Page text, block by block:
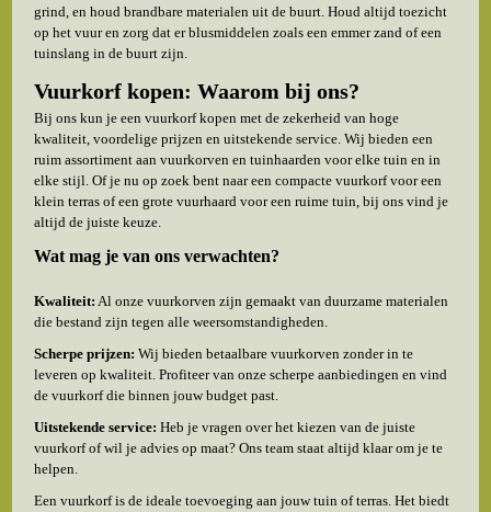
grind, en houd brandbare materialen uit de buurt. Houd altijd toezicht
op het vuur en zorg dat er blusmiddelen zoals een emmer zand of een
tuinslang in de buurt zijn.
Vuurkorf kopen: Waarom bij ons?
Bij ons kun je een vuurkorf kopen met de zekerheid van hoge
kwaliteit, voordelige prijzen en uitstekende service. Wij bieden een
ruim assortiment aan vuurkorven en tuinhaarden voor elke tuin en in
elke stijl. Of je nu op zoek bent naar een compacte vuurkorf voor een
klein terras of een grote vuurhaard voor een ruime tuin, bij ons vind je
altijd de juiste keuze.
Wat mag je van ons verwachten?
Kwaliteit: Al onze vuurkorven zijn gemaakt van duurzame materialen
die bestand zijn tegen alle weersomstandigheden.
Scherpe prijzen: Wij bieden betaalbare vuurkorven zonder in te
leveren op kwaliteit. Profiteer van onze scherpe aanbiedingen en vind
de vuurkorf die binnen jouw budget past.
Uitstekende service: Heb je vragen over het kiezen van de juiste
vuurkorf of wil je advies op maat? Ons team staat altijd klaar om je te
helpen.
Een vuurkorf is de ideale toevoeging aan jouw tuin of terras. Het biedt